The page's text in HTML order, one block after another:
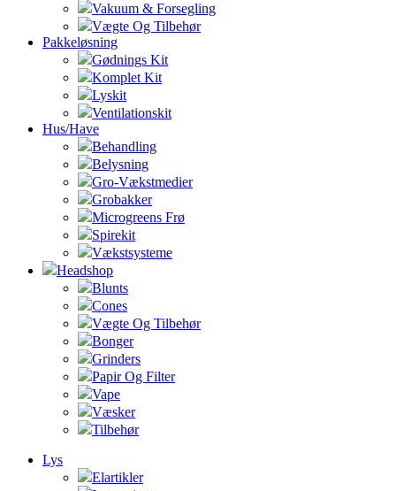
Vakuum & Forsegling
Vægte Og Tilbehør
Pakkeløsning
Gødnings Kit
Komplet Kit
Lyskit
Ventilationskit
Hus/Have
Behandling
Belysning
Gro-Vækstmedier
Grobakker
Microgreens Frø
Spirekit
Vækstsysteme
Headshop
Blunts
Cones
Vægte Og Tilbehør
Bonger
Grinders
Papir Og Filter
Vape
Væsker
Tilbehør
Lys
Elartikler